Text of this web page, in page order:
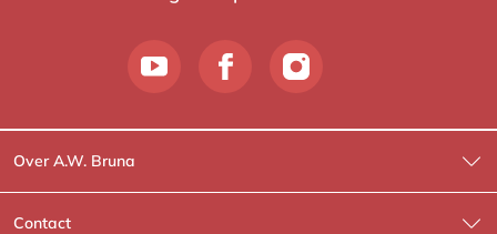
Over A.W. Bruna
Wat wij doen
Contact